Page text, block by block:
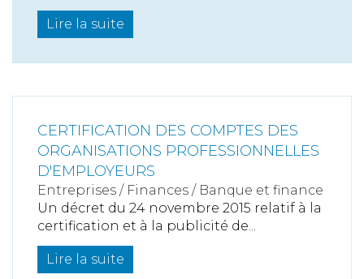
Lire la suite
CERTIFICATION DES COMPTES DES
ORGANISATIONS PROFESSIONNELLES
D'EMPLOYEURS
Entreprises / Finances / Banque et finance
Un décret du 24 novembre 2015 relatif à la
certification et à la publicité de...
Lire la suite